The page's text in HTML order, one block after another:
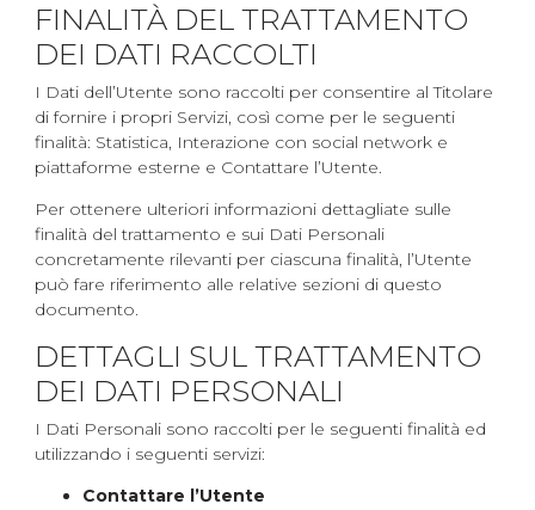
FINALITÀ DEL TRATTAMENTO
DEI DATI RACCOLTI
I Dati dell’Utente sono raccolti per consentire al Titolare
di fornire i propri Servizi, così come per le seguenti
finalità: Statistica, Interazione con social network e
piattaforme esterne e Contattare l’Utente.
Per ottenere ulteriori informazioni dettagliate sulle
finalità del trattamento e sui Dati Personali
concretamente rilevanti per ciascuna finalità, l’Utente
può fare riferimento alle relative sezioni di questo
documento.
DETTAGLI SUL TRATTAMENTO
DEI DATI PERSONALI
I Dati Personali sono raccolti per le seguenti finalità ed
utilizzando i seguenti servizi:
Contattare l’Utente